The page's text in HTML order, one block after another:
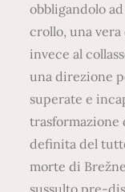
obbligandolo
crollo, una
invece al
una direzione
superate e
trasformazione
definita del
morte di